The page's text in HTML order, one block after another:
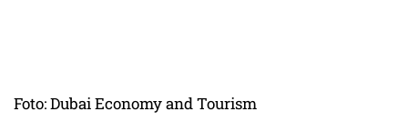
Foto: Dubai Economy and Tourism